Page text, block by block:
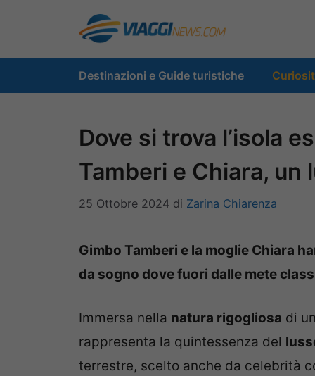
contenuto
Destinazioni e Guide turistiche
Dove si trova l’isola
Tamberi e Chiara, un
25 Ottobre 2024 di Zarina Chiarenza
Gimbo Tamberi e la moglie Chiara
da sogno dove fuori dalle mete
Immersa nella natura rigogliosa di
rappresenta la quintessenza del
terrestre, scelto anche da celebrità